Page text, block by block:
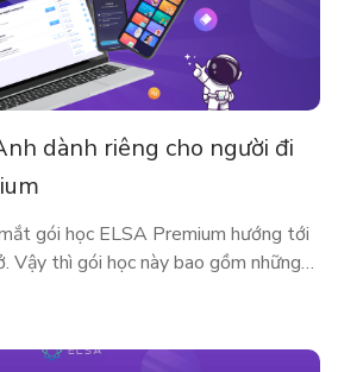
dành riêng cho người đi
gói học ELSA Premium hướng tới
Vậy thì gói học này bao gồm những
lại phù hợp với người đi làm? Hãy
sau nhé!